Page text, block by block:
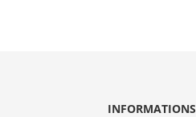
INFORMATIONS